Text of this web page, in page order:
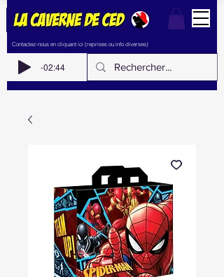
Contactez-nous en cliquant ici (reprises ou info diverses)
-02:44